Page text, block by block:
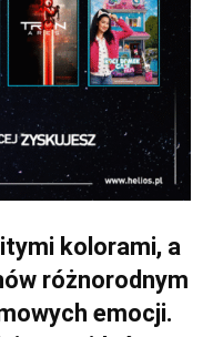
kolorami, a
różnorodnym
emocji.